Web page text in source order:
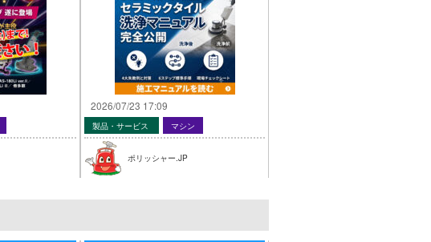
2026/07/23 17:09
製品・サービス マシン
ポリッシャー.JP